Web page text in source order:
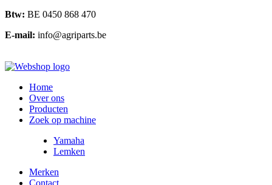
Btw: BE 0450 868 470
E-mail: info@agriparts.be
Home
Over ons
Producten
Zoek op machine
Yamaha
Lemken
Merken
Contact